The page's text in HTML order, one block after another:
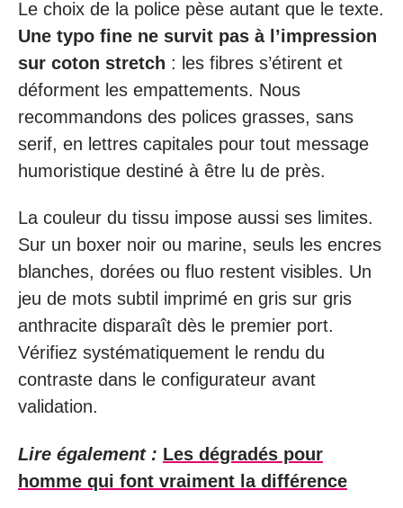
Le choix de la police pèse autant que le texte.
Une typo fine ne survit pas à l’impression
sur coton stretch : les fibres s’étirent et
déforment les empattements. Nous
recommandons des polices grasses, sans
serif, en lettres capitales pour tout message
humoristique destiné à être lu de près.
La couleur du tissu impose aussi ses limites.
Sur un boxer noir ou marine, seuls les encres
blanches, dorées ou fluo restent visibles. Un
jeu de mots subtil imprimé en gris sur gris
anthracite disparaît dès le premier port.
Vérifiez systématiquement le rendu du
contraste dans le configurateur avant
validation.
Lire également : Les dégradés pour
homme qui font vraiment la différence